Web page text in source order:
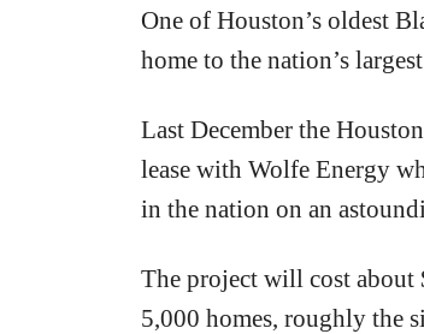
One of Houston’s oldest
home to the nation’s
Last December the
lease with Wolfe Energy
in the nation on an
The project will cost about
5,000 homes, roughly the